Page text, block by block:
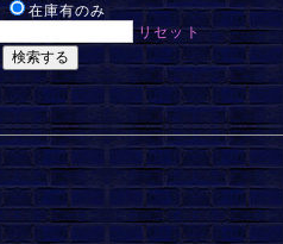
在庫有のみ
リセット